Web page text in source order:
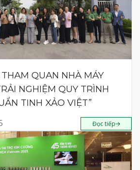
QUAN NHÀ MÁY
NGHIỆM QUY TRÌNH
TINH XẢO VIỆT”
Đọc tiếp